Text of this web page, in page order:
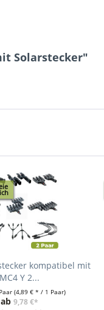
Solarstecker"
kompatibel mit
MC4 Y 2...
(4,89 € * / 1 Paar)
ab9,78 €*